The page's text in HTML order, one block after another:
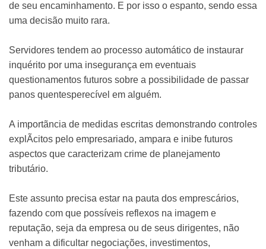
de seu encaminhamento. E por isso o espanto, sendo essa
uma decisão muito rara.
Servidores tendem ao processo automático de instaurar
inquérito por uma insegurança em eventuais
questionamentos futuros sobre a possibilidade de passar
panos quentesperecível em alguém.
A importãncia de medidas escritas demonstrando controles
explÃ­citos pelo empresariado, ampara e inibe futuros
aspectos que caracterizam crime de planejamento
tributário.
Este assunto precisa estar na pauta dos emprescários,
fazendo com que possí­veis reflexos na imagem e
reputação, seja da empresa ou de seus dirigentes, não
venham a dificultar negociações, investimentos,